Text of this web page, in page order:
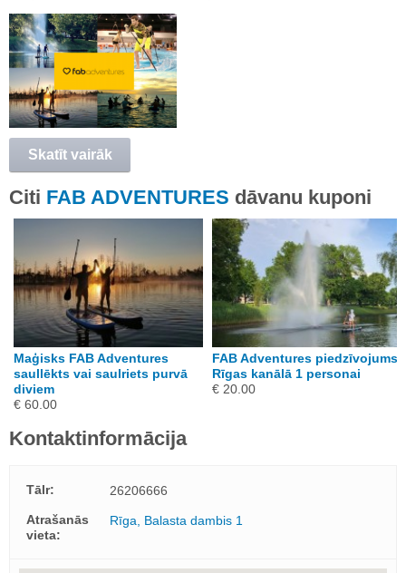
Skatīt vairāk
Citi FAB ADVENTURES dāvanu kuponi
Maģisks FAB Adventures
saullēkts vai saulriets purvā
diviem
€ 60.00
FAB Adventures piedzīvojums
Rīgas kanālā 1 personai
€ 20.00
Kontaktinformācija
Tālr:
26206666
Atrašanās
vieta:
Rīga, Balasta dambis 1